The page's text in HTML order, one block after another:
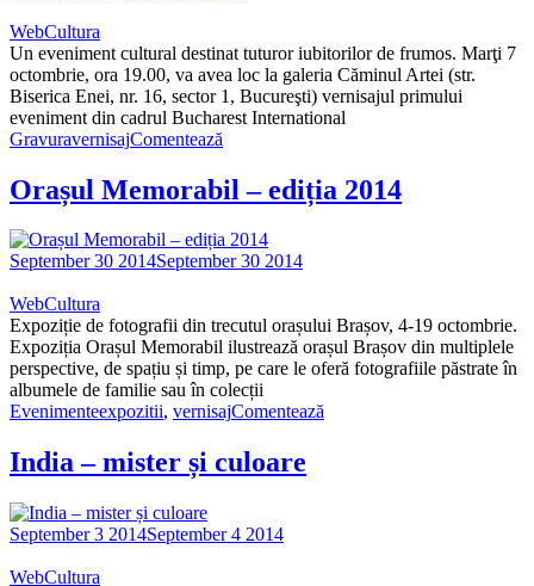
WebCultura
Un eveniment cultural destinat tuturor iubitorilor de frumos. Marţi 7
octombrie, ora 19.00, va avea loc la galeria Căminul Artei (str.
Biserica Enei, nr. 16, sector 1, Bucureşti) vernisajul primului
eveniment din cadrul Bucharest International
GravuravernisajComentează
Orașul Memorabil – ediția 2014
September 30 2014September 30 2014
WebCultura
Expoziție de fotografii din trecutul orașului Brașov, 4-19 octombrie.
Expoziția Orașul Memorabil ilustrează orașul Brașov din multiplele
perspective, de spațiu și timp, pe care le oferă fotografiile păstrate în
albumele de familie sau în colecții
Evenimenteexpozitii, vernisajComentează
India – mister și culoare
September 3 2014September 4 2014
WebCultura